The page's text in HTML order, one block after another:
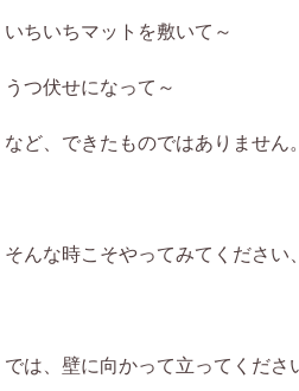
いちいちマットを敷いて～
うつ伏せになって～
など、できたものではありません。
そんな時こそやってみてください
では、壁に向かって立ってくださ